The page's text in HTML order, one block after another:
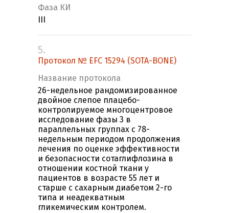
Фаза КИ
5.
Протокол № EFC 15294 (SOTA-BONE)
Название протокола
26-недельное рандомизированное
двойное слепое плацебо-
контролируемое многоцентровое
исследование фазы 3 в
параллельных группах с 78-
недельным периодом продолжения
лечения по оценке эффективности
и безопасности сотаглифлозина в
отношении костной ткани у
пациентов в возрасте 55 лет и
старше с сахарным диабетом 2-го
типа и неадекватным
гликемическим контролем.